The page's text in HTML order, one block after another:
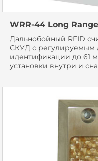
WRR-44 Long
Дальнобойный RFID
СКУД с регулируемым
идентификации до 61
установки внутри и